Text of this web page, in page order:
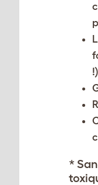
!)
*